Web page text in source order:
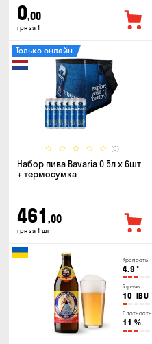
0,00
грн за 1
(0)
Только онлайн
Набор пива Bavaria 0.5л х 6шт
+ термосумка
461 ,00
грн за 1 шт
Крепость
4.9 °
Горечь
10 IBU
Плотность
11 %